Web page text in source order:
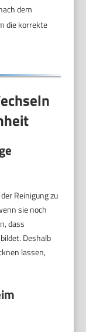
dem
die korrekte
Reinigung zu
sie noch
dass
Deshalb
lassen,